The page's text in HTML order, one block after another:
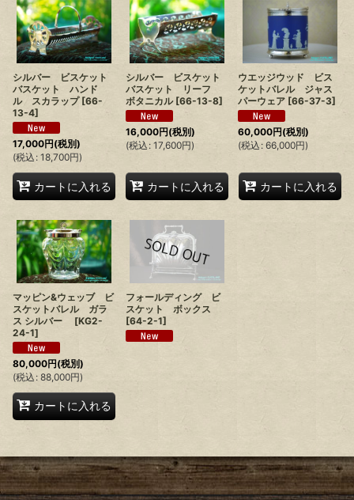
シルバー ビスケット
バスケット ハンド
ル スカラップ [66-
13-4]
17,000円(税別)
(税込 : 18,700円)
カートに入れる
シルバー ビスケット
バスケット リーフ
ボタニカル [66-13-8]
16,000円(税別)
(税込 : 17,600円)
カートに入れる
ウエッジウッド ビス
ケットバレル ジャス
パーウェア [66-37-3]
60,000円(税別)
(税込 : 66,000円)
カートに入れる
マッピン&ウェッブ ビ
スケットバレル ガラ
ス シルバー
[KG2-
24-1]
80,000円(税別)
(税込 : 88,000円)
カートに入れる
フォールディング ビ
スケット ボックス
[64-2-1]